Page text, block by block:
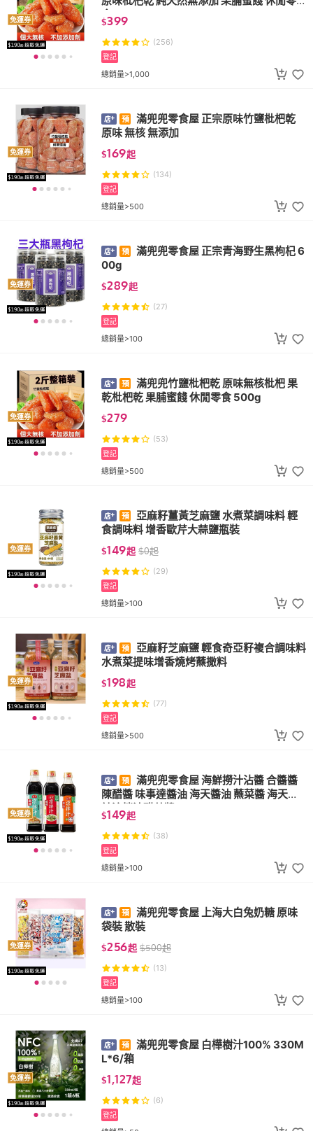
免運券
食
$399
(256)
總銷量>1,000
登記
免運券
滿兜兜零食屋 正宗原味竹鹽枇杷乾
原味 無核 無添加
$169起
(134)
總銷量>500
登記
免運券
滿兜兜零食屋 正宗青海野生黑枸杞 6
00g
$289起
(27)
總銷量>100
登記
免運券
滿兜兜竹鹽枇杷乾 原味無核枇杷 果
乾枇杷乾 果脯蜜餞 休閒零食 500g
$279
(53)
總銷量>500
登記
免運券
亞麻籽薑黃芝麻鹽 水煮菜調味料 輕
食調味料 增香歐芹大蒜鹽瓶裝
$149起 $0起
(29)
總銷量>100
登記
免運券
亞麻籽芝麻鹽 輕食奇亞籽複合調味料
水煮菜提味增香燒烤蘸撒料
$198起
(77)
總銷量>500
登記
免運券
滿兜兜零食屋 海鮮撈汁沾醬 合醬醬
陳醋醬 味事達醬油 海天醬油 蘸菜醬 海天酸
辣涼拌汁醋蒜醬
$149起
(38)
總銷量>100
登記
免運券
滿兜兜零食屋 上海大白兔奶糖 原味
袋裝 散裝
$256起 $500起
(13)
總銷量>100
登記
免運券
滿兜兜零食屋 白樺樹汁100% 330M
L*6/箱
$1,127起
(6)
登記